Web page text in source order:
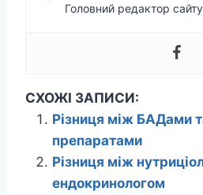
Головний редактор
СХОЖІ ЗАПИСИ:
Різниця між БАДами
препаратами
Різниця між
ендокринологом